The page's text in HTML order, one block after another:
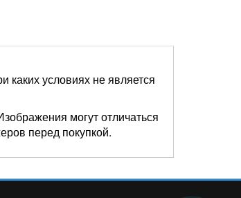
каких условиях не является
могут отличаться
перед покупкой.